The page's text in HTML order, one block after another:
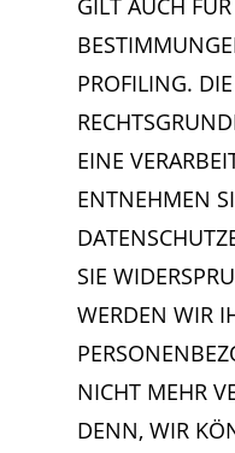
GILT AUCH
PROFILING.
EINE
ENTNEHMEN
SIE
WERDEN WIR
NICHT MEHR
DENN, WIR